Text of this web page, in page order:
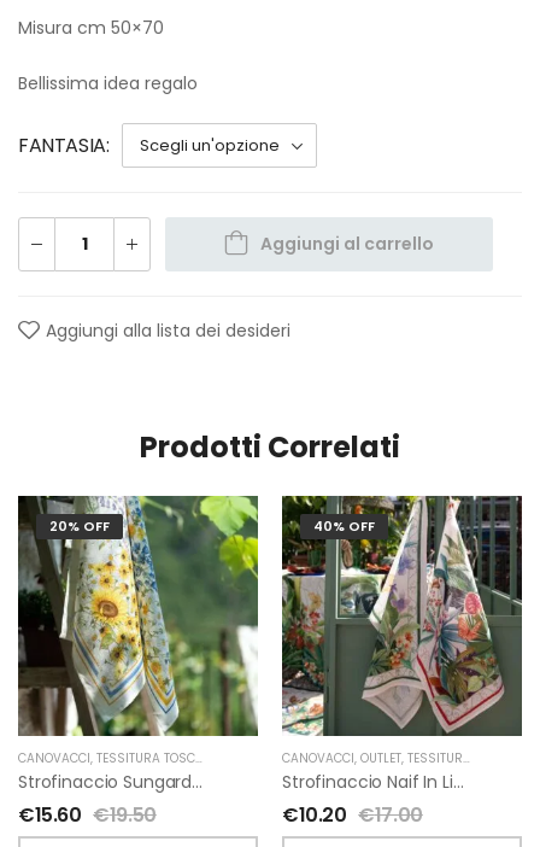
Misura cm 50×70
Bellissima idea regalo
FANTASIA
Aggiungi al carrello
Aggiungi alla lista dei desideri
Prodotti Correlati
20% OFF
CANOVACCI, TESSITURA TOSCANA TELERIE
Strofinaccio Sungarden In Lino Di Tessitura Toscana Telerie
€15.60 €19.50
40% OFF
CANOVACCI, OUTLET, TESSITURA TOSCANA TELERIE
Strofinaccio Naif In Lino Di Tessitura Toscana Telerie
€10.20 €17.00